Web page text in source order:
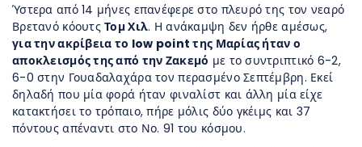
Ύστερα από 14 μήνες επανέφερε στο πλευρό της τον νεαρό
Βρετανό κόουτςΤομ Χιλ. Η ανάκαμψη δεν ήρθε αμέσως,
για την ακρίβεια το low point της Μαρίας ήταν ο
αποκλεισμός της από την Ζακεμό με το συντριπτικό 6-2,
6-0 στην Γουαδαλαχάρα τον περασμένο Σεπτέμβρη. Εκεί
δηλαδή που μία φορά ήταν φιναλίστ και άλλη μία είχε
κατακτήσει το τρόπαιο, πήρε μόλις δύο γκέιμς και 37
πόντους απέναντι στο Νο. 91 του κόσμου.